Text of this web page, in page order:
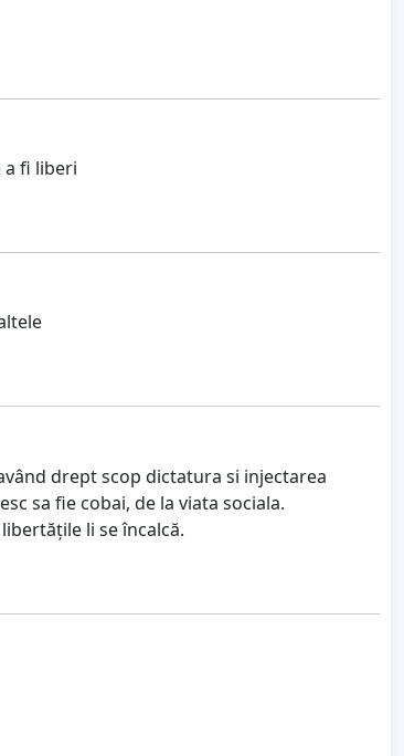
fi liberi
drept scop dictatura si injectarea
sa fie cobai, de la viata sociala.
li se încalcă.